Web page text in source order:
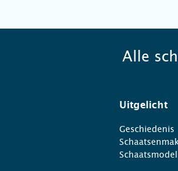
Alle
Uitgelicht
Geschiedenis